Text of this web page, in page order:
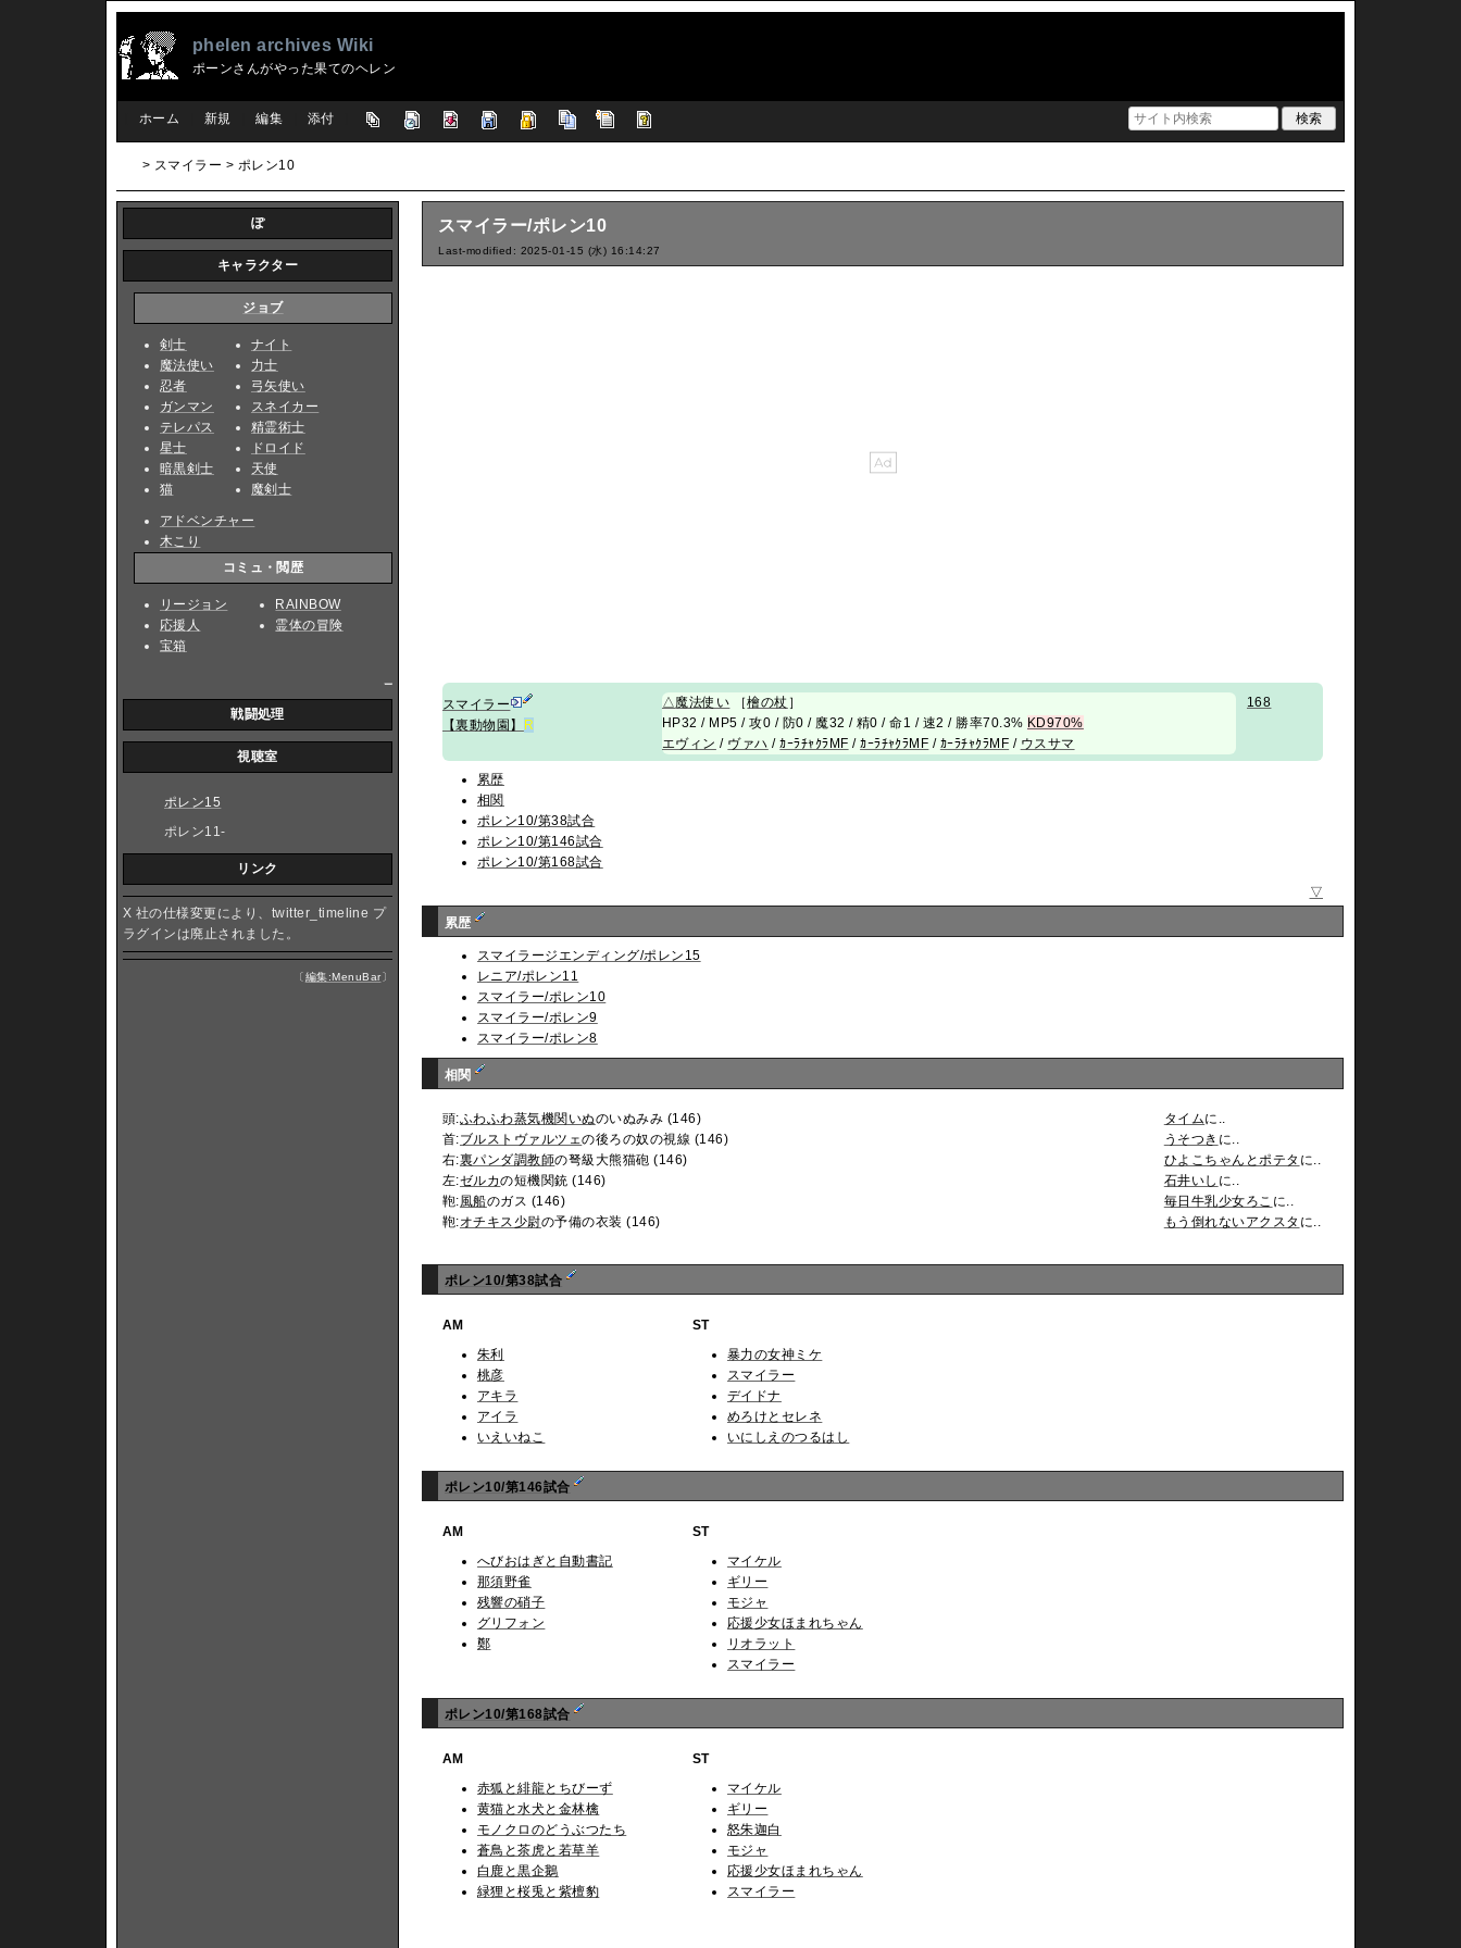
phelen archives Wiki
ポーンさんがやった果てのヘレン
ホーム 新規 編集 添付
> スマイラー > ポレン10
スマイラー/ポレン10
Last-modified: 2025-01-15 (水) 16:14:27
スマイラー
【裏動物園】 R
△ 魔法使い ［檜の杖 ］
HP32 / MP5 / 攻0 / 防0 / 魔32 / 精0 / 命1 / 速2 / 勝率70.3% KD970%
エヴィン / ヴァハ /ｶｰﾗﾁｬｸﾗMF /ｶｰﾗﾁｬｸﾗMF / ｶｰﾗﾁｬｸﾗMF / ウスサマ
168
累歴
相関
ポレン10/第38試合
ポレン10/第146試合
ポレン10/第168試合
▽
累歴
スマイラージエンディング/ポレン15
レニア/ポレン11
スマイラー/ポレン10
スマイラー/ポレン9
スマイラー/ポレン8
相関
頭:ふわふわ蒸気機関いぬのいぬみみ (146)
首:ブルストヴァルツェの後ろの奴の視線 (146)
右:裏パンダ調教師の弩級大熊猫砲 (146)
左:ゼルカの短機関銃 (146)
鞄:風船のガス (146)
鞄:オチキス少尉の予備の衣装 (146)
タイムに..
うそつき に..
ひよこちゃんとポテタ に..
石井いし に..
毎日牛乳少女ろこ に..
もう倒れないアクスタ に..
ポレン10/第38試合
AM
朱利
桃彦
アキラ
アイラ
いえいねこ
ST
暴力の女神ミケ
スマイラー
デイドナ
めろけとセレネ
いにしえのつるはし
ポレン10/第146試合
AM
へびおはぎと自動書記
那須野雀
残響の硝子
グリフォン
鄭
ST
マイケル
ギリー
モジャ
応援少女ほまれちゃん
リオラット
スマイラー
ポレン10/第168試合
AM
赤狐と緋龍とちびーず
黄猫と水犬と金林檎
モノクロのどうぶつたち
蒼鳥と茶虎と若草羊
白鹿と黒企鵝
緑狸と桜兎と紫檀豹
ST
マイケル
ギリー
怒朱迦白
モジャ
応援少女ほまれちゃん
スマイラー
ぽ
キャラクター
ジョブ
剣士
魔法使い
忍者
ガンマン
テレパス
星士
暗黒剣士
猫
ナイト
力士
弓矢使い
スネイカー
精霊術士
ドロイド
天使
魔剣士
アドベンチャー
木こり
コミュ・閲歴
リージョン
応援人
宝箱
RAINBOW
霊体の冒険
戦闘処理
視聴室
ポレン15
ポレン11-
リンク
X 社の仕様変更により、twitter_timeline プ
ラグインは廃止されました。
〔編集:MenuBar〕